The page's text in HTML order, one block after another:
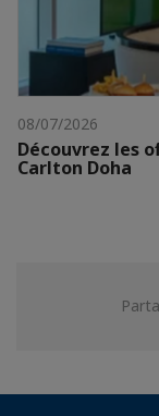
08/07/2026
Découvrez les
Carlton Doha